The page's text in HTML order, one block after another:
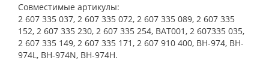
Совместимые артикулы:
2 607 335 037, 2 607 335 072, 2 607 335 089, 2 607 335
152, 2 607 335 230, 2 607 335 254, BAT001, 2 607335 035,
2 607 335 149, 2 607 335 171, 2 607 910 400, BH-974, BH-
974L, BH-974N, BH-974H.